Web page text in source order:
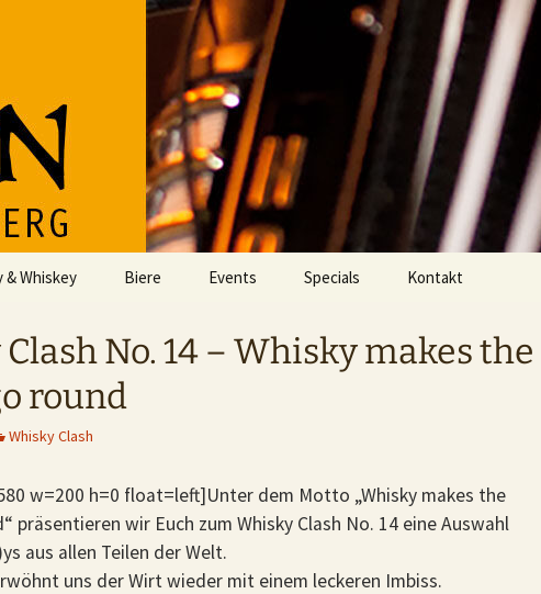
& Whiskey Biere Events Specials
Fußball im DOMHAN
Kontakt
No. 14 – Whisky makes the
round
Whisky Clash
w=200 h=0 float=left]Unter dem Motto „Whisky makes the
präsentieren wir Euch zum Whisky Clash No. 14 eine Auswahl
aus allen Teilen der Welt.
uns der Wirt wieder mit einem leckeren Imbiss.